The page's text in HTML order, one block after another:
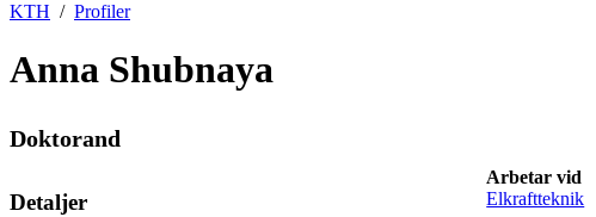
KTH Profiler
Anna Shubnaya
Doktorand
Detaljer
Arbetar vid
Elkraftteknik